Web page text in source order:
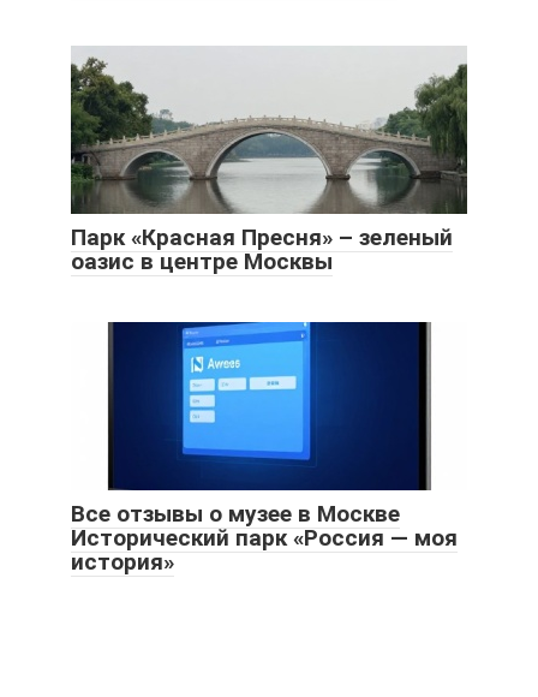
Парк «Красная Пресня» – зеленый
оазис в центре Москвы
Все отзывы о музее в Москве
Исторический парк «Россия — моя
история»